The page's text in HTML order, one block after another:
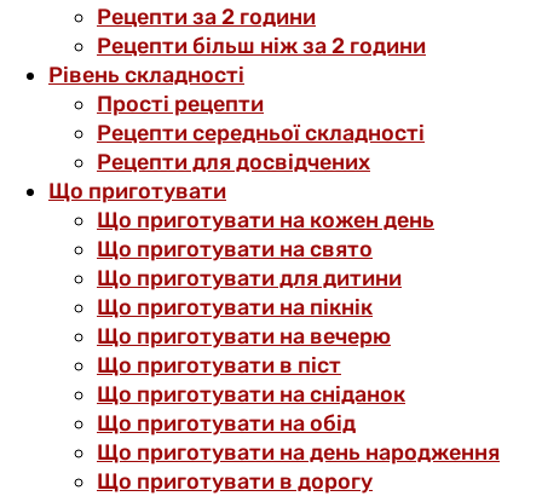
Рецепти за 2 години
Рецепти більш ніж за 2 години
Рівень складності
Прості рецепти
Рецепти середньої складності
Рецепти для досвідчених
Що приготувати
Що приготувати на кожен день
Що приготувати на свято
Що приготувати для дитини
Що приготувати на пікнік
Що приготувати на вечерю
Що приготувати в піст
Що приготувати на сніданок
Що приготувати на обід
Що приготувати на день народження
Що приготувати в дорогу